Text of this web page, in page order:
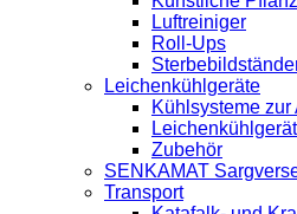
Luftreiniger
Roll-Ups
Leichenkühlgeräte
Kühlsysteme zur
Zubehör
SENKAMAT
Transport